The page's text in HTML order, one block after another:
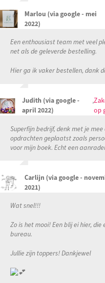
Marlou (via google - mei
2022)
Een enthousiast team met veel
net als de geleverde bestelling.
Hier ga ik vaker bestellen, dank
Judith (via google -
april 2022)
,
op
Superfijn bedrijf, denk met je
opdrachten geplaatst zoals
voor mijn boek. Echt een
Carlijn (via google -
2021)
Wat snel!!!
Zo is het mooi! Een blij ei hier,
bureau.
Jullie zijn toppers! Dankjewel